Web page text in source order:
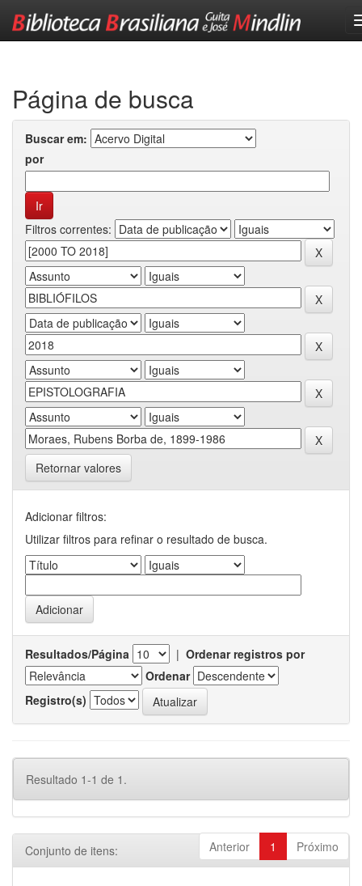
Página de busca
Buscar em:
por
Filtros correntes:
Retornar valores
Adicionar filtros:
Utilizar filtros para refinar o resultado de busca.
Resultados/Página | Ordenar registros por
Ordenar
Registro(s)
Resultado 1-1 de 1.
Anterior 1 Próximo
Conjunto de itens: